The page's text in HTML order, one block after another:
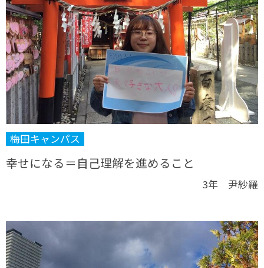
梅田キャンパス
幸せになる＝自己理解を進めること
3年 尹紗羅